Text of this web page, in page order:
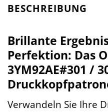
BESCHREIBUNG
Brillante
Perfektion: Das
3YM92AE#301 /
Verwandeln Sie Ihre